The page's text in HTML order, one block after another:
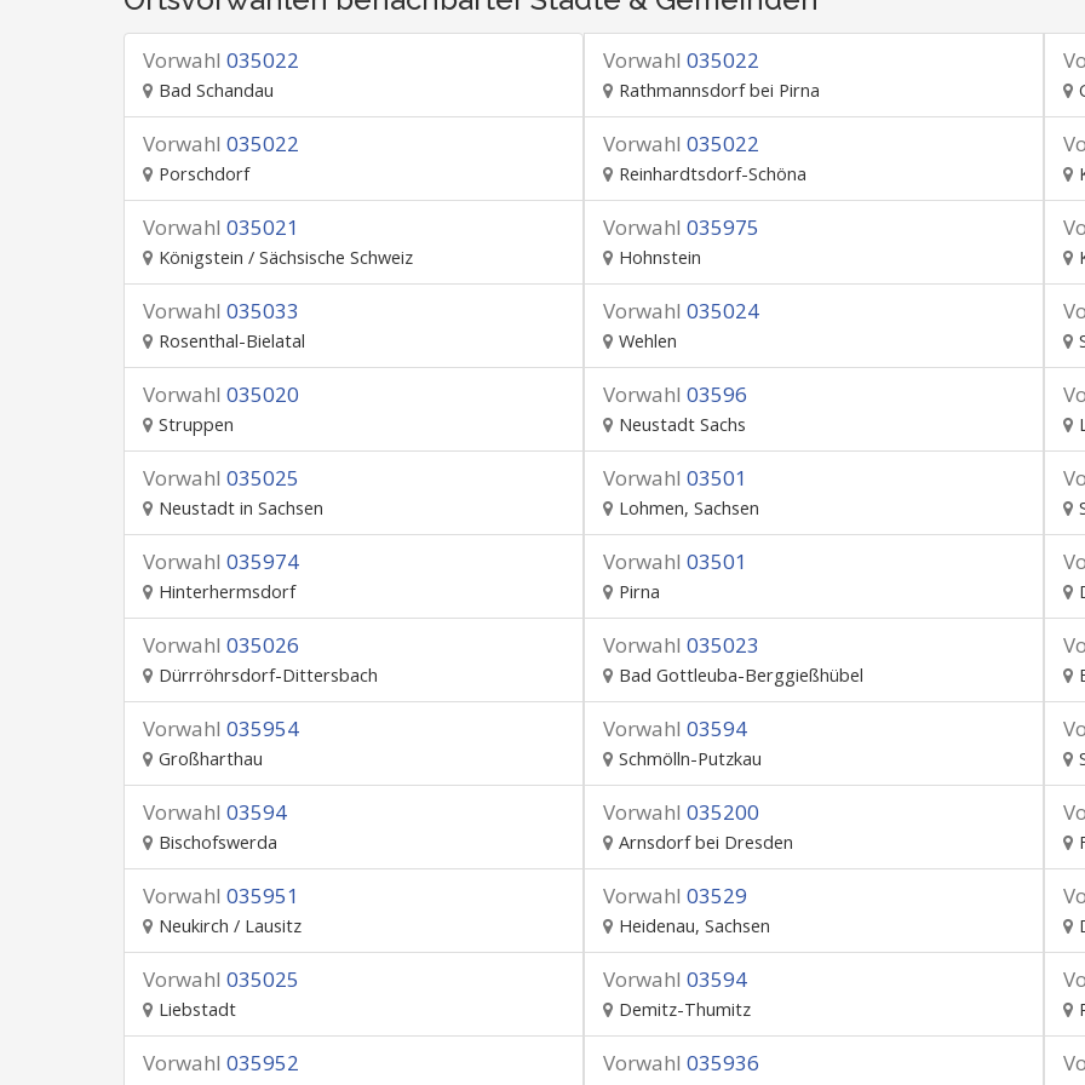
Vorwahl 035022
Bad Schandau
Vorwahl 035022
Rathmannsdorf bei Pirna
Vorwahl 035022
Porschdorf
Vorwahl 035022
Reinhardtsdorf-Schöna
Vorwahl 035021
Königstein / Sächsische Schweiz
Vorwahl 035975
Hohnstein
Vorwahl 035033
Rosenthal-Bielatal
Vorwahl 035024
Wehlen
Vorwahl 035020
Struppen
Vorwahl 03596
Neustadt Sachs
Vorwahl 035025
Neustadt in Sachsen
Vorwahl 03501
Lohmen, Sachsen
Vorwahl 035974
Hinterhermsdorf
Vorwahl 03501
Pirna
Vorwahl 035026
Dürrröhrsdorf-Dittersbach
Vorwahl 035023
Bad Gottleuba-Berggießhübel
Vorwahl 035954
Großharthau
Vorwahl 03594
Schmölln-Putzkau
Vorwahl 03594
Bischofswerda
Vorwahl 035200
Arnsdorf bei Dresden
Vorwahl 035951
Neukirch / Lausitz
Vorwahl 03529
Heidenau, Sachsen
Vorwahl 035025
Liebstadt
Vorwahl 03594
Demitz-Thumitz
Vorwahl 035952 Vorwahl 035936